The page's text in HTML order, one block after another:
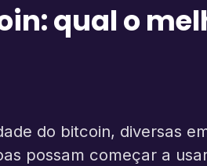
qual o
do bitcoin, diversas
possam começar a